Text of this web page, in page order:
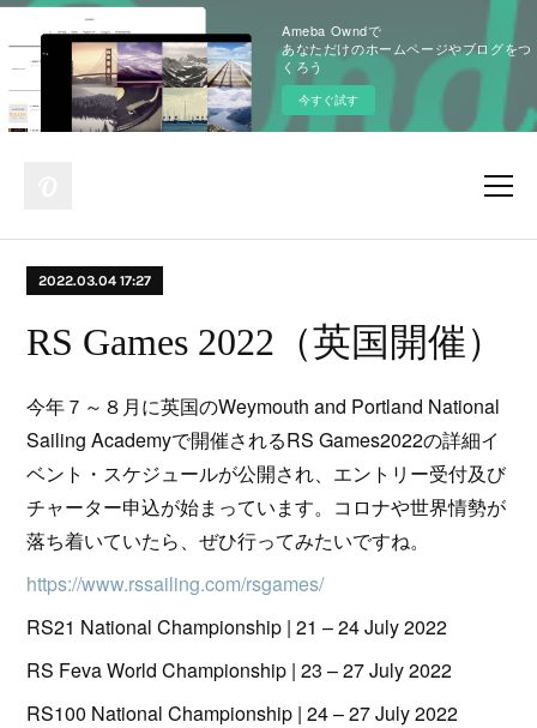
Ameba Owndで
あなただけのホームページやブログをつ
くろう
今すぐ試す
2022.03.04 17:27
RS Games 2022（英国開催）
今年７～８月に英国のWeymouth and Portland National
Sailing Academyで開催されるRS Games2022の詳細イ
ベント・スケジュールが公開され、エントリー受付及び
チャーター申込が始まっています。コロナや世界情勢が
落ち着いていたら、ぜひ行ってみたいですね。
https://www.rssailing.com/rsgames/
RS21 National Championship | 21 – 24 July 2022
RS Feva World Championship | 23 – 27 July 2022
RS100 National Championship | 24 – 27 July 2022